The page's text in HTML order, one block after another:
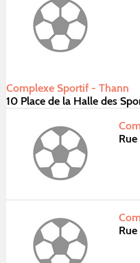
Complexe Sportif - Thann
10 Place de la Halle des